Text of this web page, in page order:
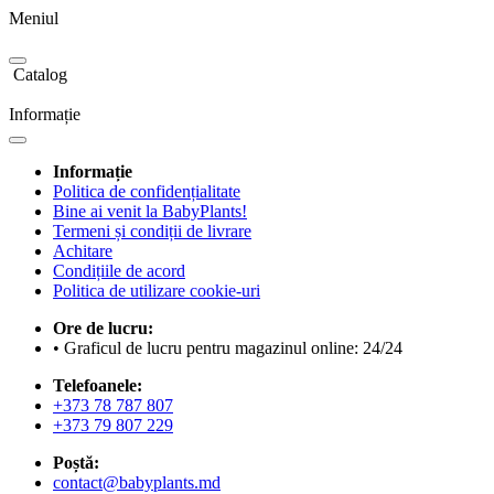
Meniul
Catalog
Informație
Informație
Politica de confidențialitate
Bine ai venit la BabyPlants!
Termeni și condiții de livrare
Achitare
Condițiile de acord
Politica de utilizare cookie-uri
Ore de lucru:
• Graficul de lucru pentru magazinul online: 24/24
Telefoanele:
+373 78 787 807
+373 79 807 229
Poștă:
contact@babyplants.md